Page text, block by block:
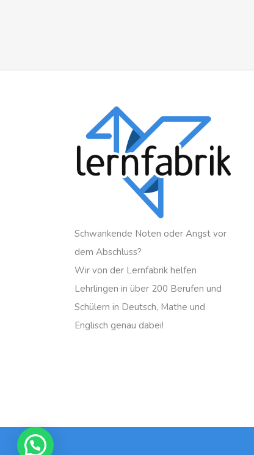
Schwankende Noten oder Angst vor
dem Abschluss?
Wir von der Lernfabrik helfen
Lehrlingen in über 200 Berufen und
Schülern in Deutsch, Mathe und
Englisch genau dabei!